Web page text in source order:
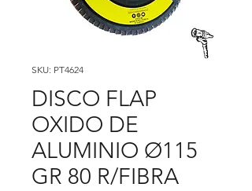
SKU: PT4624
DISCO FLAP
OXIDO DE
ALUMINIO Ø115
GR 80 R/FIBRA